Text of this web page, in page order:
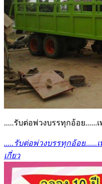
.....รับต่อพ่วงบรรทุกอ้อย......
.....รับต่อพ่วงบรรทุกอ้อย......
เกี่ยว